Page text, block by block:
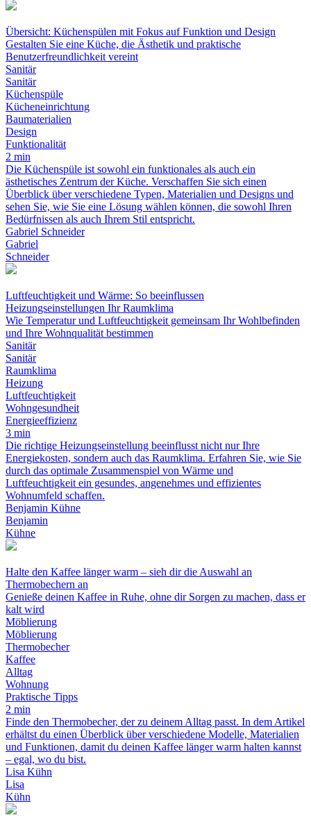
Übersicht: Küchenspülen mit Fokus auf Funktion und Design
Gestalten Sie eine Küche, die Ästhetik und praktische
Benutzerfreundlichkeit vereint
Sanitär
Sanitär
Küchenspüle
Kücheneinrichtung
Baumaterialien
Design
Funktionalität
2 min
Die Küchenspüle ist sowohl ein funktionales als auch ein
ästhetisches Zentrum der Küche. Verschaffen Sie sich einen
Überblick über verschiedene Typen, Materialien und Designs und
sehen Sie, wie Sie eine Lösung wählen können, die sowohl Ihren
Bedürfnissen als auch Ihrem Stil entspricht.
Gabriel Schneider
Gabriel
Schneider
Luftfeuchtigkeit und Wärme: So beeinflussen
Heizungseinstellungen Ihr Raumklima
Wie Temperatur und Luftfeuchtigkeit gemeinsam Ihr Wohlbefinden
und Ihre Wohnqualität bestimmen
Sanitär
Sanitär
Raumklima
Heizung
Luftfeuchtigkeit
Wohngesundheit
Energieeffizienz
3 min
Die richtige Heizungseinstellung beeinflusst nicht nur Ihre
Energiekosten, sondern auch das Raumklima. Erfahren Sie, wie Sie
durch das optimale Zusammenspiel von Wärme und
Luftfeuchtigkeit ein gesundes, angenehmes und effizientes
Wohnumfeld schaffen.
Benjamin Kühne
Benjamin
Kühne
Halte den Kaffee länger warm – sieh dir die Auswahl an
Thermobechern an
Genieße deinen Kaffee in Ruhe, ohne dir Sorgen zu machen, dass er
kalt wird
Möblierung
Möblierung
Thermobecher
Kaffee
Alltag
Wohnung
Praktische Tipps
2 min
Finde den Thermobecher, der zu deinem Alltag passt. In dem Artikel
erhältst du einen Überblick über verschiedene Modelle, Materialien
und Funktionen, damit du deinen Kaffee länger warm halten kannst
– egal, wo du bist.
Lisa Kühn
Lisa
Kühn